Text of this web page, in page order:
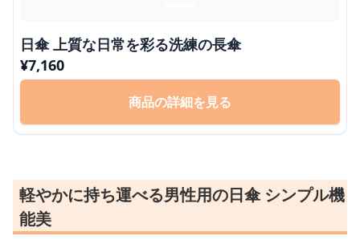
日傘 上質な日常を彩る洗練の長傘
¥7,160
商品の詳細を見る
軽やかに持ち運べる男性用の日傘 シンプル機
能美